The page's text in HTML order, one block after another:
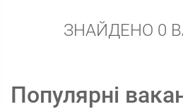
ЗНАЙДЕНО 0
Популярні